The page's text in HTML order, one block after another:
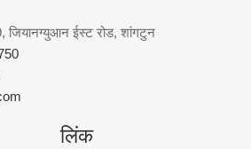
जियानग्युआन ईस्ट रोड, शांगटुन
लिंक